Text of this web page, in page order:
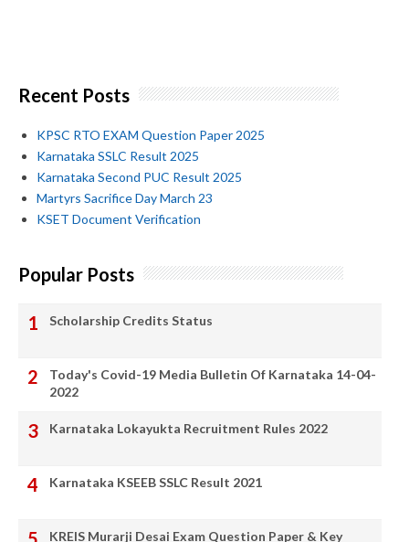
Recent Posts
KPSC RTO EXAM Question Paper 2025
Karnataka SSLC Result 2025
Karnataka Second PUC Result 2025
Martyrs Sacrifice Day March 23
KSET Document Verification
Popular Posts
Scholarship Credits Status
Today's Covid-19 Media Bulletin Of Karnataka 14-04-
2022
Karnataka Lokayukta Recruitment Rules 2022
Karnataka KSEEB SSLC Result 2021
KREIS Murarji Desai Exam Question Paper & Key